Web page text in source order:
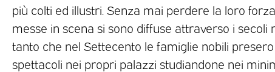
più colti ed illustri. Senza mai perdere la loro
messe in scena si sono diffuse attraverso i secoli
tanto che nel Settecento le famiglie nobili
spettacoli nei propri palazzi studiandone nei